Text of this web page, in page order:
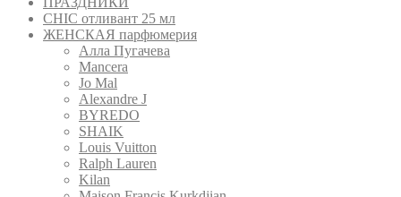
CHIC отливант 25 мл
ЖЕНСКАЯ парфюмерия
Алла Пугачева
Mancera
Jo Mal
Alexandre J
BYREDO
SHAIK
Louis Vuitton
Ralph Lauren
Kilan